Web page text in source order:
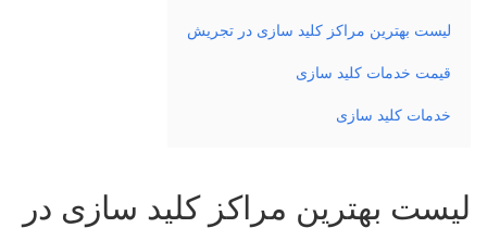
لیست بهترین مراکز کلید سازی در تجریش
قیمت خدمات کلید سازی
خدمات کلید سازی
لیست بهترین مراکز کلید سازی در